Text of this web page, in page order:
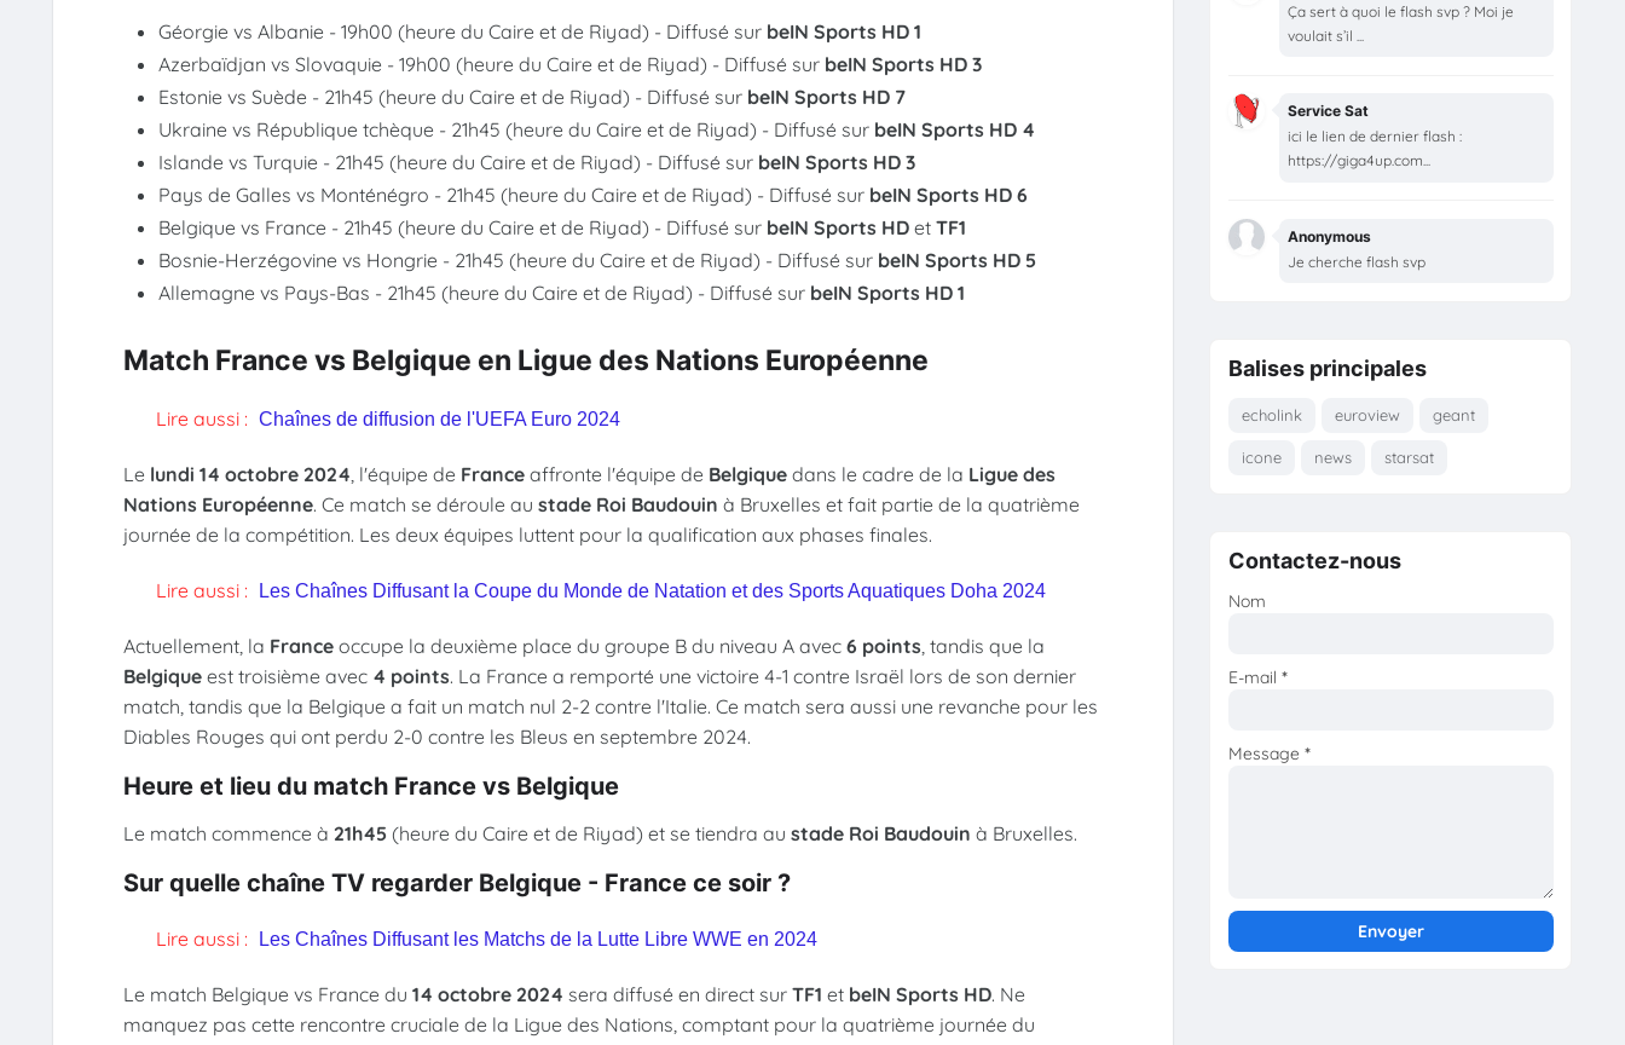
Géorgie vs Albanie - 19h00 (heure du Caire et de Riyad) - Diffusé sur beIN Sports HD 1
Azerbaïdjan vs Slovaquie - 19h00 (heure du Caire et de Riyad) - Diffusé sur beIN Sports HD 3
Estonie vs Suède - 21h45 (heure du Caire et de Riyad) - Diffusé sur beIN Sports HD 7
Ukraine vs République tchèque - 21h45 (heure du Caire et de Riyad) - Diffusé sur beIN Sports HD 4
Islande vs Turquie - 21h45 (heure du Caire et de Riyad) - Diffusé sur beIN Sports HD 3
Pays de Galles vs Monténégro - 21h45 (heure du Caire et de Riyad) - Diffusé sur beIN Sports HD 6
Belgique vs France - 21h45 (heure du Caire et de Riyad) - Diffusé sur beIN Sports HD etTF1
Bosnie-Herzégovine vs Hongrie - 21h45 (heure du Caire et de Riyad) - Diffusé sur beIN Sports HD 5
Allemagne vs Pays-Bas - 21h45 (heure du Caire et de Riyad) - Diffusé sur beIN Sports HD 1
Match France vs Belgique en Ligue des Nations Européenne
Lire aussi : Chaînes de diffusion de l'UEFA Euro 2024
Le lundi 14 octobre 2024, l'équipe de Franceaffronte l'équipe de Belgiquedans le cadre de la Ligue des
Nations Européenne. Ce match se déroule au stade Roi Baudouin à Bruxelles et fait partie de la quatrième
journée de la compétition. Les deux équipes luttent pour la qualification aux phases finales.
Lire aussi : Les Chaînes Diffusant la Coupe du Monde de Natation et des Sports Aquatiques Doha 2024
Actuellement, la Franceoccupe la deuxième place du groupe B du niveau A avec 6 points, tandis que la
Belgiqueest troisième avec 4 points. La France a remporté une victoire 4-1 contre Israël lors de son dernier
match, tandis que la Belgique a fait un match nul 2-2 contre l'Italie. Ce match sera aussi une revanche pour les
Diables Rouges qui ont perdu 2-0 contre les Bleus en septembre 2024.
Heure et lieu du match France vs Belgique
Le match commence à 21h45 (heure du Caire et de Riyad) et se tiendra au stade Roi Baudouin à Bruxelles.
Sur quelle chaîne TV regarder Belgique - France ce soir ?
Lire aussi : Les Chaînes Diffusant les Matchs de la Lutte Libre WWE en 2024
Le match Belgique vs France du 14 octobre 2024 sera diffusé en direct sur TF1 et beIN Sports HD. Ne
manquez pas cette rencontre cruciale de la Ligue des Nations, comptant pour la quatrième journée du
Ça sert à quoi le flash svp ? Moi je
voulait s’il ...
Service Sat
ici le lien de dernier flash :
https://giga4up.com...
Anonymous
Je cherche flash svp
Balises principales
echolink euroview geant
icone news starsat
Contactez-nous
Nom
E-mail *
Message *